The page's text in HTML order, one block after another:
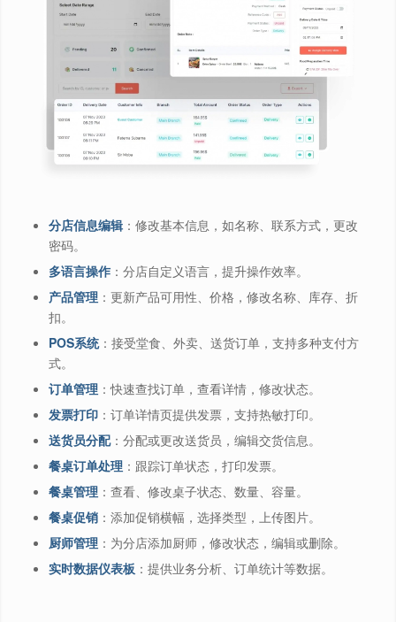
分店信息编辑：修改基本信息，如名称、联系方式，更改
密码。
多语言操作：分店自定义语言，提升操作效率。
产品管理：更新产品可用性、价格，修改名称、库存、折
扣。
POS系统：接受堂食、外卖、送货订单，支持多种支付方
式。
订单管理：快速查找订单，查看详情，修改状态。
发票打印：订单详情页提供发票，支持热敏打印。
送货员分配：分配或更改送货员，编辑交货信息。
餐桌订单处理：跟踪订单状态，打印发票。
餐桌管理：查看、修改桌子状态、数量、容量。
餐桌促销：添加促销横幅，选择类型，上传图片。
厨师管理：为分店添加厨师，修改状态，编辑或删除。
实时数据仪表板：提供业务分析、订单统计等数据。